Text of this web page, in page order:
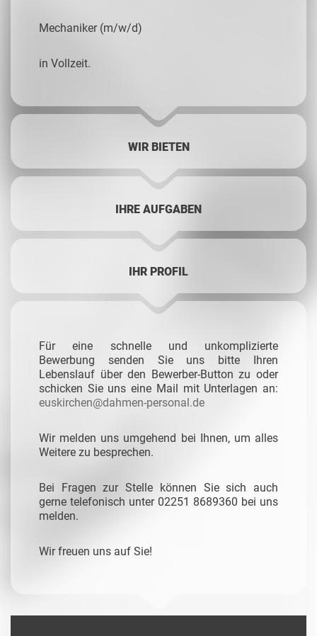
Mechaniker (m/w/d)
in Vollzeit.
WIR BIETEN
IHRE AUFGABEN
IHR PROFIL
Für eine schnelle und unkomplizierte
Bewerbung senden Sie uns bitte Ihren
Lebenslauf über den Bewerber-Button zu oder
schicken Sie uns eine Mail mit Unterlagen an:
euskirchen@dahmen-personal.de
Wir melden uns umgehend bei Ihnen, um alles
Weitere zu besprechen.
Bei Fragen zur Stelle können Sie sich auch
gerne telefonisch unter 02251 8689360 bei uns
melden.
Wir freuen uns auf Sie!